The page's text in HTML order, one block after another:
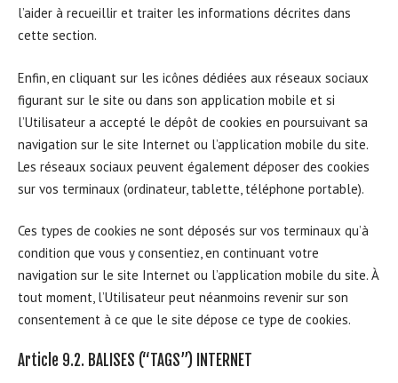
l’aider à recueillir et traiter les informations décrites dans
cette section.
Enfin, en cliquant sur les icônes dédiées aux réseaux sociaux
figurant sur le site ou dans son application mobile et si
l’Utilisateur a accepté le dépôt de cookies en poursuivant sa
navigation sur le site Internet ou l’application mobile du site.
Les réseaux sociaux peuvent également déposer des cookies
sur vos terminaux (ordinateur, tablette, téléphone portable).
Ces types de cookies ne sont déposés sur vos terminaux qu’à
condition que vous y consentiez, en continuant votre
navigation sur le site Internet ou l’application mobile du site. À
tout moment, l’Utilisateur peut néanmoins revenir sur son
consentement à ce que le site dépose ce type de cookies.
Article 9.2. BALISES (“TAGS”) INTERNET